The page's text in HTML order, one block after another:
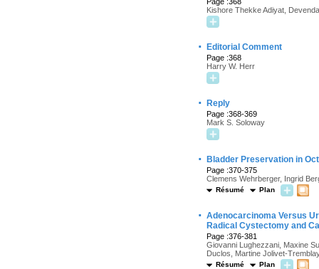
Kishore Thekke Adiyat,
· Editorial Comment
Page :368
Harry W. Herr
· Reply
Page :368-369
Mark S. Soloway
· Bladder Preservation in
Page :370-375
Clemens Wehrberger, Ingrid
Résumé Plan
· Adenocarcinoma Versus
Radical Cystectomy and
Page :376-381
Giovanni Lughezzani, Maxine
Duclos, Martine Jolivet-
Résumé Plan